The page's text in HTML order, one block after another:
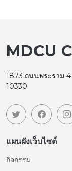
MDCU
1873 ถนนพระราม
10330
แผนผังเว็บไซต์
กิจกรรม